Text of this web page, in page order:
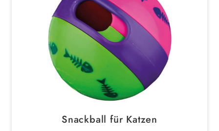
Snackball für Katzen